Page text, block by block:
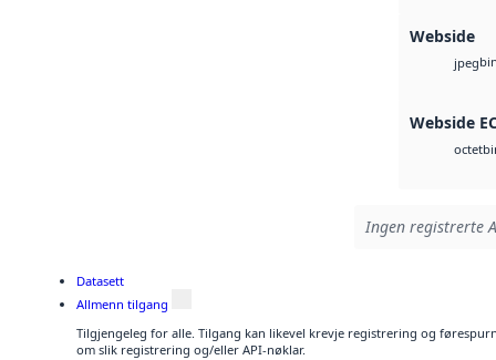
Webside
jpeg
Webside
octet
Ingen registrerte
Datasett
Allmenn tilgang
Tilgjengeleg for alle. Tilgang kan likevel krevje registrering og
om slik registrering og/eller API-nøklar.